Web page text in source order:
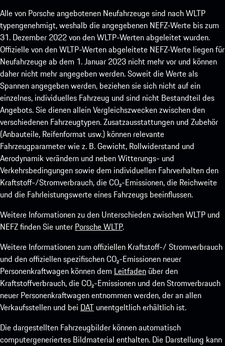
Alle von Porsche angebotenen Neufahrzeuge sind nach WLTP
typengenehmigt, weshalb die angegebenen NEFZ-Werte bis zum
31. Dezember 2022 von den WLTP-Werten abgeleitet wurden.
Offizielle von den WLTP-Werten abgeleitete NEFZ-Werte liegen für
Neufahrzeuge ab dem 1. Januar 2023 nicht mehr vor und können
daher nicht mehr angegeben werden. Soweit die Werte als
Spannen angegeben werden, beziehen sie sich nicht auf ein
einzelnes, individuelles Fahrzeug und sind nicht Bestandteil des
Angebots. Sie dienen allein Vergleichszwecken zwischen den
verschiedenen Fahrzeugtypen. Zusatzausstattungen und Zubehör
(Anbauteile, Reifenformat usw.) können relevante
Fahrzeugparameter wie z. B. Gewicht, Rollwiderstand und
Aerodynamik verändern und neben Witterungs- und
Verkehrsbedingungen sowie dem individuellen Fahrverhalten den
Kraftstoff-/Stromverbrauch, die CO₂-Emissionen, die Reichweite
und die Fahrleistungswerte eines Fahrzeugs beeinflussen.
Weitere Informationen zu den Unterschieden zwischen WLTP und
NEFZ finden Sie unter Porsche WLTP.
Weitere Informationen zum offiziellen Kraftstoff-/ Stromverbrauch
und den offiziellen spezifischen CO₂-Emissionen neuer
Personenkraftwagen können dem Leitfaden über den
Kraftstoffverbrauch, die CO₂-Emissionen und den Stromverbrauch
neuer Personenkraftwagen entnommen werden, der an allen
Verkaufsstellen und bei DAT unentgeltlich erhältlich ist.
Die dargestellten Fahrzeugbilder können automatisch
computergeneriertes Bildmaterial enthalten. Die Darstellung kann